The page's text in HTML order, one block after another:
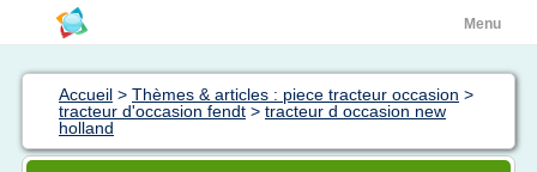
Menu
Accueil > Thèmes & articles : piece tracteur occasion >
tracteur d'occasion fendt > tracteur d occasion new
holland